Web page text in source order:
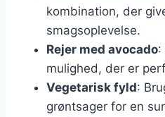
kombination, der
smagsoplevelse.
Rejer med avocado:
mulighed, der er
Vegetarisk fyld:
grøntsager for en